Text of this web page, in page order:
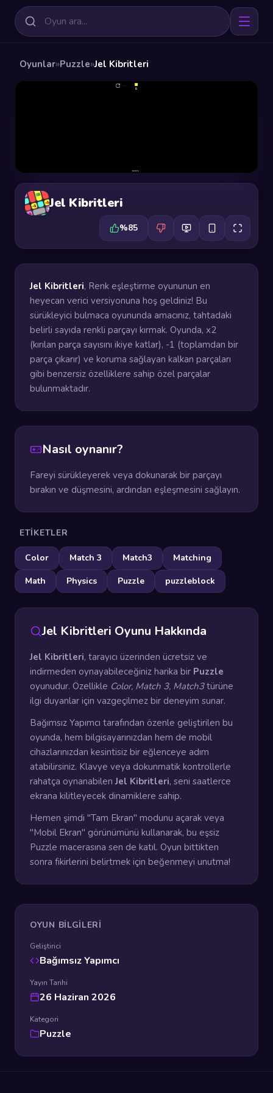
Oyunlar»Puzzle»Jel Kibritleri
Jel Kibritleri
%85
Jel Kibritleri, Renk eşleştirme oyununun en
heyecan verici versiyonuna hoş geldiniz! Bu
sürükleyici bulmaca oyununda amacınız, tahtadaki
belirli sayıda renkli parçayı kırmak. Oyunda, x2
(kırılan parça sayısını ikiye katlar), -1 (toplamdan bir
parça çıkarır) ve koruma sağlayan kalkan parçaları
gibi benzersiz özelliklere sahip özel parçalar
bulunmaktadır.
Nasıl oynanır?
Fareyi sürükleyerek veya dokunarak bir parçayı
bırakın ve düşmesini, ardından eşleşmesini sağlayın.
ETIKETLER
Color Match 3 Match3
Matching
Math
Physics Puzzle puzzleblock
Jel Kibritleri Oyunu Hakkında
Jel Kibritleri, tarayıcı üzerinden ücretsiz ve
indirmeden oynayabileceğiniz harika bir Puzzle
oyunudur. Özellikle Color, Match 3, Match3türüne
ilgi duyanlar için vazgeçilmez bir deneyim sunar.
Bağımsız Yapımcı tarafından özenle geliştirilen bu
oyunda, hem bilgisayarınızdan hem de mobil
cihazlarınızdan kesintisiz bir eğlenceye adım
atabilirsiniz. Klavye veya dokunmatik kontrollerle
rahatça oynanabilenJel Kibritleri, seni saatlerce
ekrana kilitleyecek dinamiklere sahip.
Hemen şimdi "Tam Ekran" modunu açarak veya
"Mobil Ekran" görünümünü kullanarak, bu eşsiz
Puzzle macerasına sen de katıl. Oyun bittikten
sonra fikirlerini belirtmek için beğenmeyi unutma!
OYUN BILGILERI
Geliştirici
Bağımsız Yapımcı
Yayın Tarihi
26 Haziran 2026
Kategori
Puzzle